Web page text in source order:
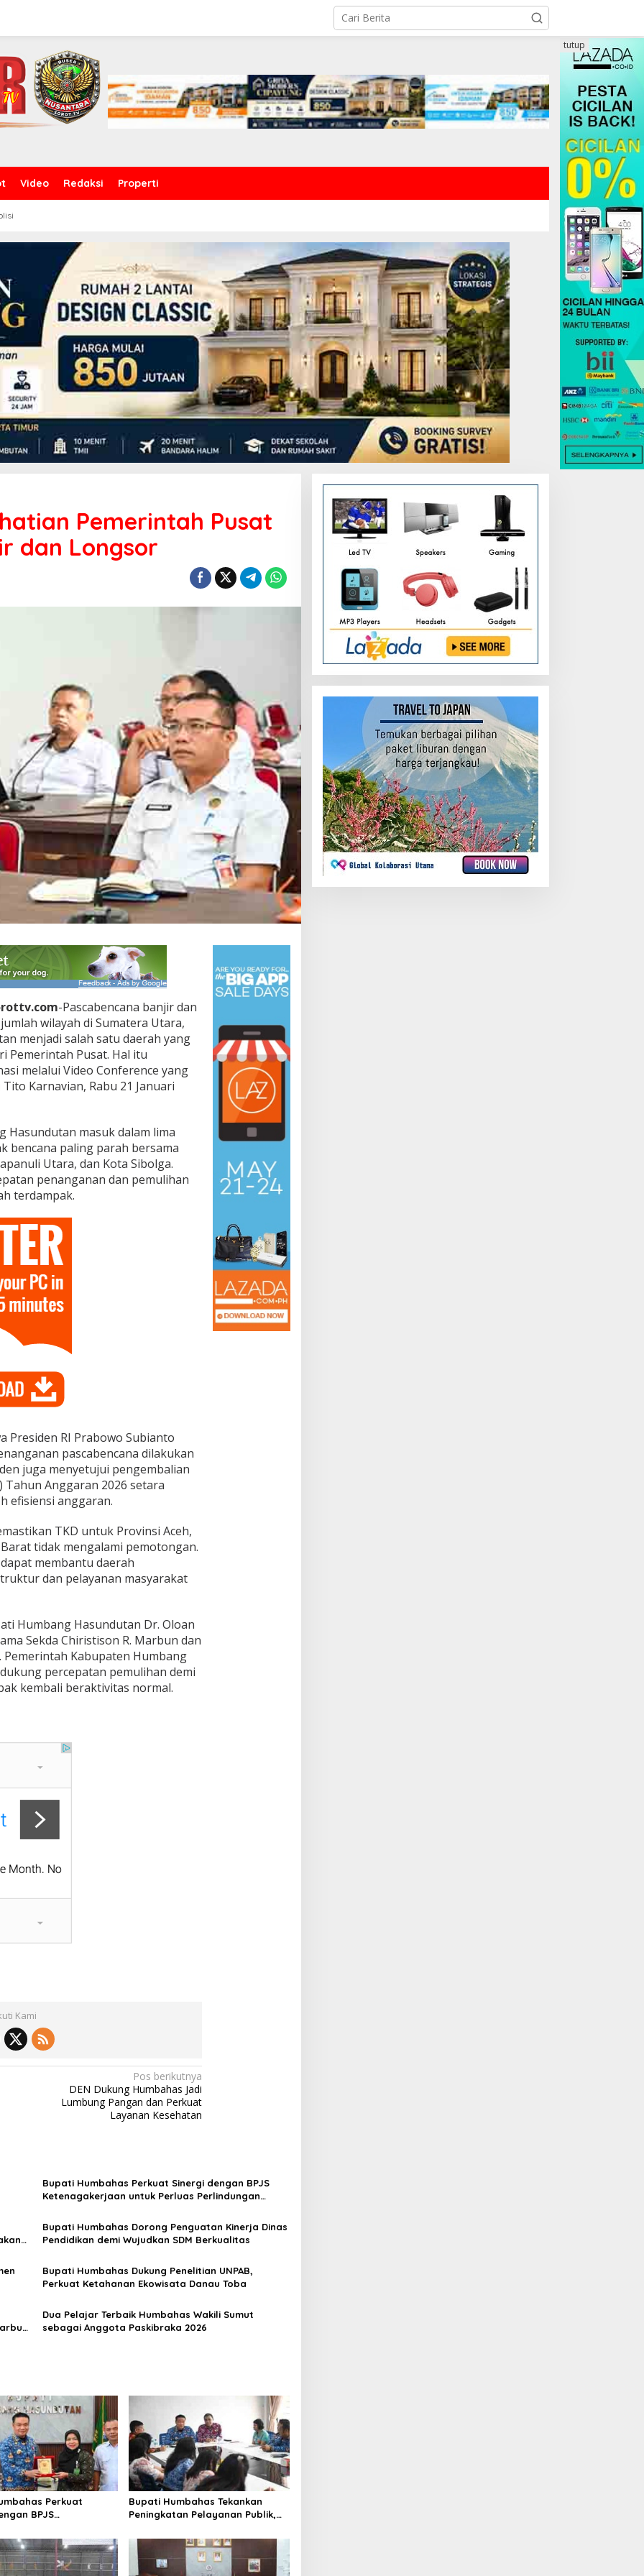
Video Redaksi Properti
tutup
Pemerintah Pusat
dan Longsor
-Pascabencana banjir dan
wilayah di Sumatera Utara,
menjadi salah satu daerah yang
Pemerintah Pusat. Hal itu
melalui Video Conference yang
Tito Karnavian, Rabu 21 Januari
Hasundutan masuk dalam lima
bencana paling parah bersama
Utara, dan Kota Sibolga.
penanganan dan pemulihan
terdampak.
Presiden RI Prabowo Subianto
pascabencana dilakukan
juga menyetujui pengembalian
Tahun Anggaran 2026 setara
efisiensi anggaran.
TKD untuk Provinsi Aceh,
tidak mengalami pemotongan.
membantu daerah
dan pelayanan masyarakat
Humbang Hasundutan Dr. Oloan
Sekda Chiristison R. Marbun dan
Kabupaten Humbang
percepatan pemulihan demi
kembali beraktivitas normal.
Kami
Pos berikutnya
DEN Dukung Humbahas Jadi
Lumbung Pangan dan Perkuat
Layanan Kesehatan
Bupati Humbahas Perkuat Sinergi dengan BPJS
Ketenagakerjaan untuk Perluas Perlindungan
Bupati Humbahas Dorong Penguatan Kinerja Dinas
Pendidikan demi Wujudkan SDM Berkualitas
Bupati Humbahas Dukung Penelitian UNPAB,
Perkuat Ketahanan Ekowisata Danau Toba
Dua Pelajar Terbaik Humbahas Wakili Sumut
sebagai Anggota Paskibraka 2026
Perkuat
BPJS
Pekerja
Bupati Humbahas Tekankan
Peningkatan Pelayanan Publik,
Profesionalisme dan Integritas